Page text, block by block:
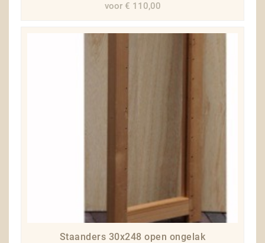
voor € 110,00
Staanders 30x248 open ongelak